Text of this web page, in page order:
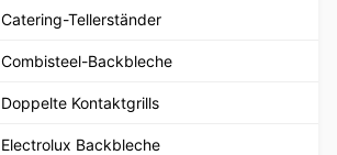
Catering-Tellerständer
Combisteel-Backbleche
Doppelte Kontaktgrills
Electrolux Backbleche